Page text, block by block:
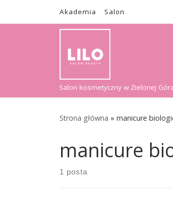
Skip to contentAkademia Salon
Salon kosmetyczny w Zielonej
Strona główna » manicure
manicure
1 posta